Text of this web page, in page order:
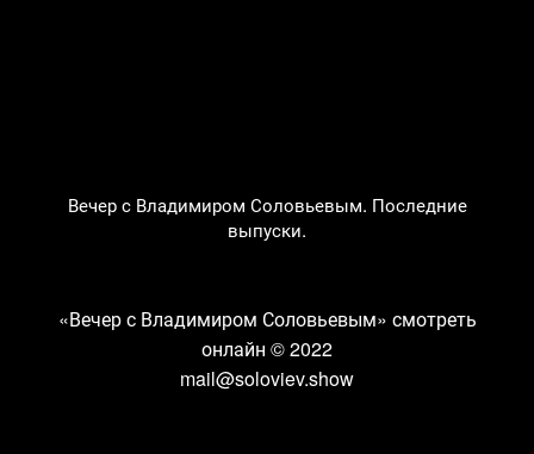
Вечер с Владимиром Соловьевым. Последние
выпуски.
«Вечер с Владимиром Соловьевым» смотреть
онлайн © 2022
mail@soloviev.show